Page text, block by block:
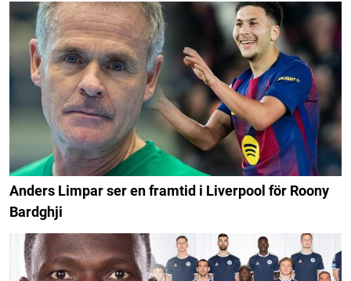
Anders Limpar ser en framtid i Liverpool för Roony
Bardghji